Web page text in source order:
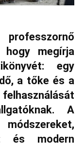
professzornő
megírja
egy
a tőke és a
A
és modern